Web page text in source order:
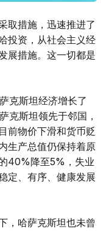
取措施，迅速推进了
投资，从社会主义经
展措施。这一切都是
克斯坦经济增长了
克斯坦领先于邻国，
前物价下滑和货币贬
生产总值仍保持着原
40%降至5%，失业
定、有序、健康发展
，哈萨克斯坦也未曾